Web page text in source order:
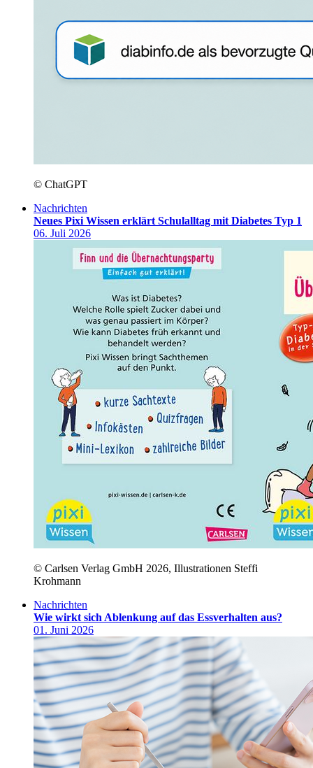
© ChatGPT
Nachrichten
Neues Pixi Wissen erklärt Schulalltag mit Diabetes Typ 1
06. Juli 2026
© Carlsen Verlag GmbH 2026, Illustrationen Steffi
Krohmann
Nachrichten
Wie wirkt sich Ablenkung auf das Essverhalten aus?
01. Juni 2026